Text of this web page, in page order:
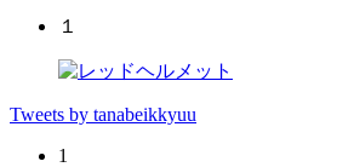
１
Tweets by tanabeikkyuu
1